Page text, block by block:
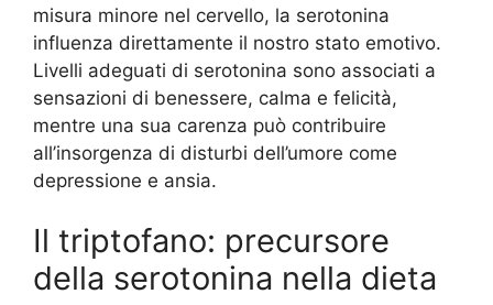
misura minore nel cervello, la serotonina
influenza direttamente il nostro stato emotivo.
Livelli adeguati di serotonina sono associati a
sensazioni di benessere, calma e felicità,
mentre una sua carenza può contribuire
all’insorgenza di disturbi dell’umore come
depressione e ansia.
Il triptofano: precursore
della serotonina nella dieta